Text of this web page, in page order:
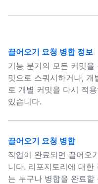
끌어오기 요청 병합 정보
기능 분기의 모든 커밋
밋으로 스쿼시하거나, 개
로 개별 커밋을 다시 적용
있습니다.
끌어오기 요청 병합
작업이 완료되면 끌어오
니다. 리포지토리에 대
는 누구나 병합을 완료할